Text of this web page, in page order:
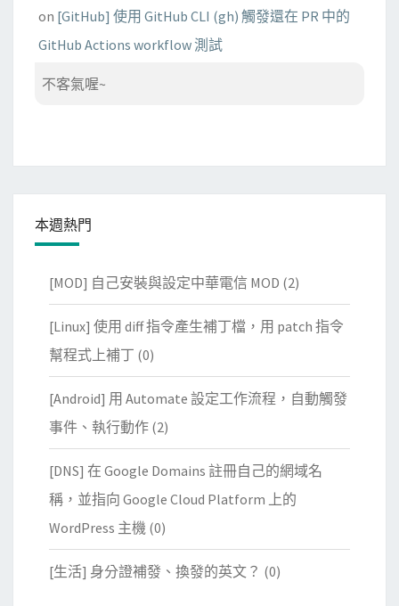
on [GitHub] 使用 GitHub CLI (gh) 觸發還在 PR 中的
GitHub Actions workflow 測試
不客氣喔~
本週熱門
[MOD] 自己安裝與設定中華電信 MOD (2)
[Linux] 使用 diff 指令產生補丁檔，用 patch 指令
幫程式上補丁 (0)
[Android] 用 Automate 設定工作流程，自動觸發
事件、執行動作 (2)
[DNS] 在 Google Domains 註冊自己的網域名
稱，並指向 Google Cloud Platform 上的
WordPress 主機 (0)
[生活] 身分證補發、換發的英文？ (0)